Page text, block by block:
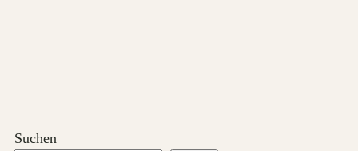
Suchen